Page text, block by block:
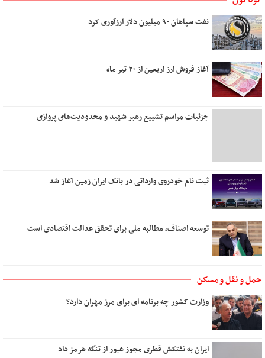
بوی تو
تو در کنج خانه و من رو به راهی دور
دوست داشتن
آب
نخستین نگاه
تو نیستی که ببینی
من و تو، درخت و بارون
زیبا
دل روشنی دارم ای عشق
نفت سپاهان ۹۰ میلیون دلار ارزآوری کرد
آغاز فروش ارز اربعین از ۲۰ تیر ماه
جزئیات مراسم تشییع رهبر شهید و محدودیت‌های پروازی
ثبت نام خودروی وارداتی در بانک ایران زمین آغاز شد
توسعه اصناف، مطالبه ملی برای تحقق عدالت اقتصادی است
حمل و نقل و مسکن
وزارت کشور چه برنامه ای برای مرز مهران دارد؟
ایران به نفتکش قطری مجوز عبور از تنگه هرمز داد